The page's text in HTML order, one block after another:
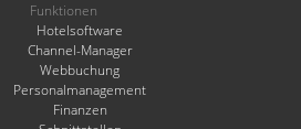
Funktionen
Hotelsoftware
Channel-Manager
Webbuchung
Personalmanagement
Finanzen